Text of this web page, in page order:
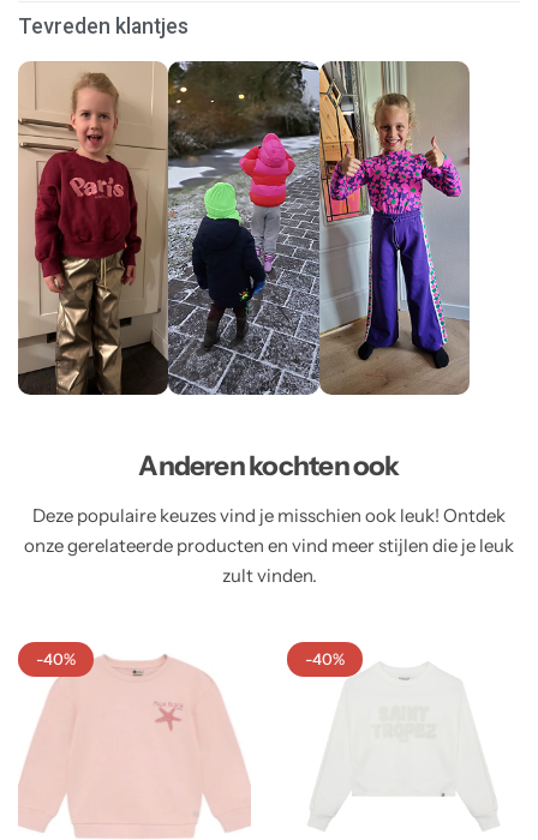
Tevreden klantjes
Anderen kochten ook
Deze populaire keuzes vind je misschien ook leuk! Ontdek
onze gerelateerde producten en vind meer stijlen die je leuk
zult vinden.
-40% -40%